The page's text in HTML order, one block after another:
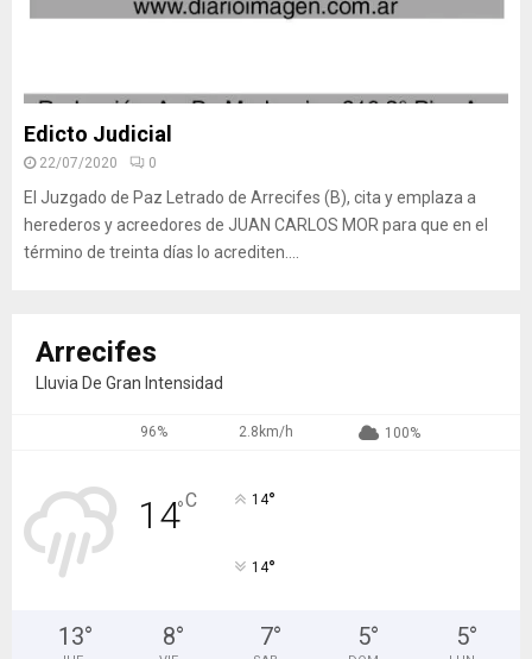
Edicto Judicial
22/07/2020 0
El Juzgado de Paz Letrado de Arrecifes (B), cita y emplaza a
herederos y acreedores de JUAN CARLOS MOR para que en el
término de treinta días lo acrediten....
Arrecifes
Lluvia De Gran Intensidad
96% 2.8km/h 100%
14°C 14°
14°
13° 8° 7° 5° 5°